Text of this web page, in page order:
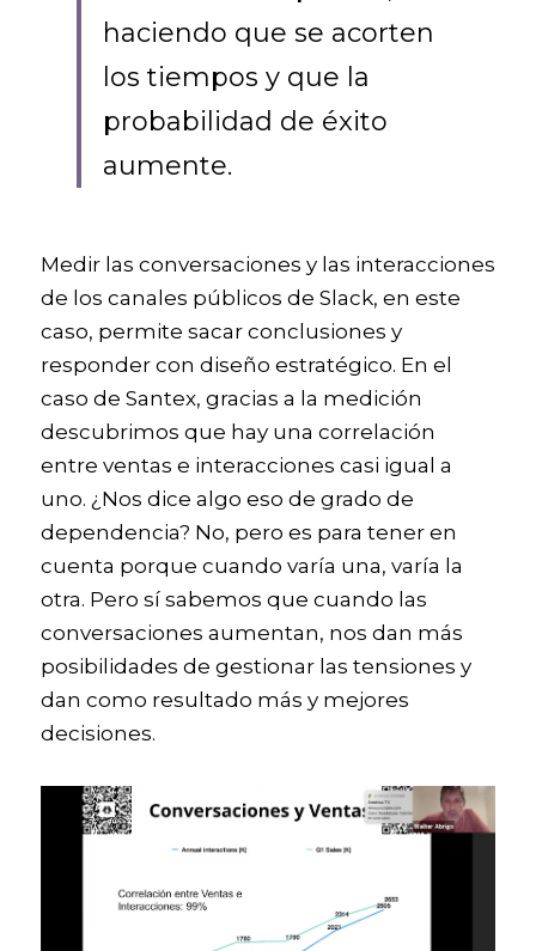
haciendo que se acorten
los tiempos y que la
probabilidad de éxito
aumente.
Medir las conversaciones y las interacciones
de los canales públicos de Slack, en este
caso, permite sacar conclusiones y
responder con diseño estratégico. En el
caso de Santex, gracias a la medición
descubrimos que hay una correlación
entre ventas e interacciones casi igual a
uno. ¿Nos dice algo eso de grado de
dependencia? No, pero es para tener en
cuenta porque cuando varía una, varía la
otra. Pero sí sabemos que cuando las
conversaciones aumentan, nos dan más
posibilidades de gestionar las tensiones y
dan como resultado más y mejores
decisiones.